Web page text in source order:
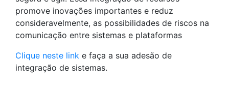
promove inovações importantes e reduz
consideravelmente, as possibilidades de riscos na
comunicação entre sistemas e plataformas
Clique neste link e faça a sua adesão de
integração de sistemas.